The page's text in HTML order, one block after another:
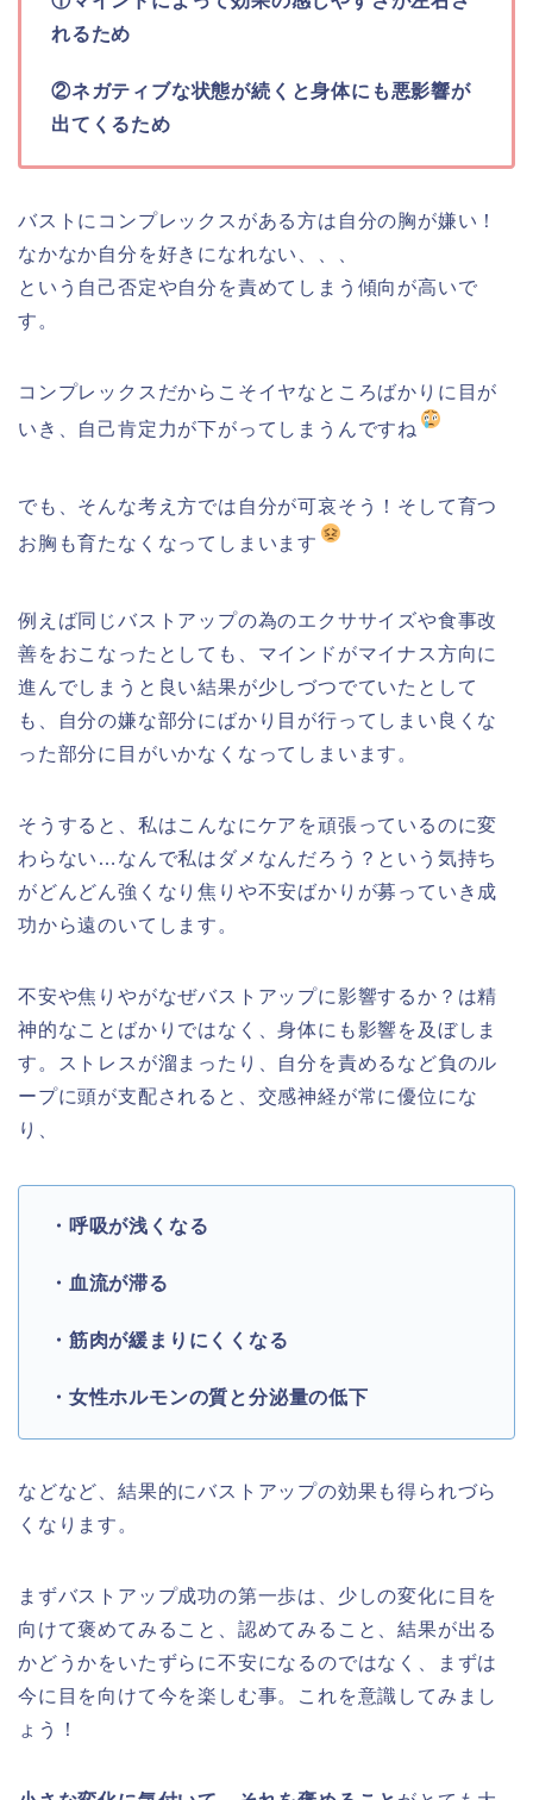
れるため
②ネガティブな状態が続くと身体にも悪影響が
出て くるため
バストにコンプレックスがある方は自分の胸が嫌い！
なかなか自分を好きになれない、、、
という自己否定や自分を責めてしまう傾向が高いで
す。
コンプレックスだからこそイヤなところばかりに目が
いき、自己肯定力が下がってしまうんですね
でも、そんな考え方では自分が可哀そう！そして育つ
お胸も育たなくなってしまいます
例えば同じバストアップの為のエクササイズや食事改
善をおこなっ たとしても、 マインドがマイナス方向に
進んでしまうと良い結果が少しづつでていたとして
も、自分の嫌な部分にばかり目が行ってしまい良くな
った部分に目がいかなくなってしまいます。
そうすると、私はこんなにケアを頑張っているのに変
わらない… なんで私はダメなんだろう？ という気持ち
がどんどん強くなり焦りや不安ばかりが募っていき成
功から遠のいてします。
不安や焦りやがなぜバストアップに影響するか？ は精
神的なことばかりではなく、身体にも影響を及ぼしま
す。ストレスが溜まったり、 自分を責めるなど負のル
ープに頭が支配されると、 交感神経が常に優位にな
り、
・呼吸が浅くなる
・血流が滞る
・筋肉が緩まりにくくなる
・女性ホルモンの質と分泌量の低下
などなど、結果的にバストアップの効果も得られづら
くなります。
まずバストアップ成功の第一歩は、少しの変化に目を
向けて褒めてみること、 認めてみること、結果が出る
かどうかをいたずらに不安になるのではなく、
まずは
今に目を向けて今を楽しむ事。これを意識してみまし
ょう！